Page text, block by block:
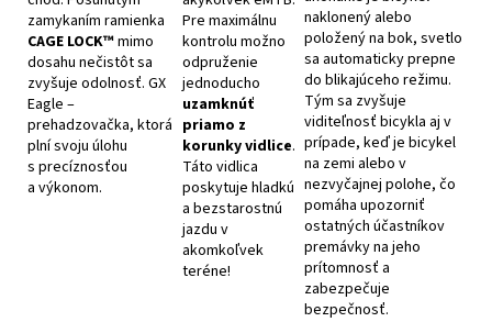
zamykaním ramienka
CAGE LOCK™mimo
dosahu nečistôt sa
zvyšuje odolnosť. GX
Eagle –
prehadzovačka, ktorá
plní svoju úlohu
s precíznosťou
a výkonom.
Pre maximálnu
kontrolu možno
odpruženie
jednoducho
uzamknúť
priamo z
korunky vidlice.
Táto vidlica
poskytuje hladkú
a bezstarostnú
jazdu v
akomkoľvek
teréne!
naklonený alebo
položený na bok, svetlo
sa automaticky prepne
do blikajúceho režimu.
Tým sa zvyšuje
viditeľnosť bicykla aj v
prípade, keď je bicykel
na zemi alebo v
nezvyčajnej polohe, čo
pomáha upozorniť
ostatných účastníkov
premávky na jeho
prítomnosť a
zabezpečuje
bezpečnosť.